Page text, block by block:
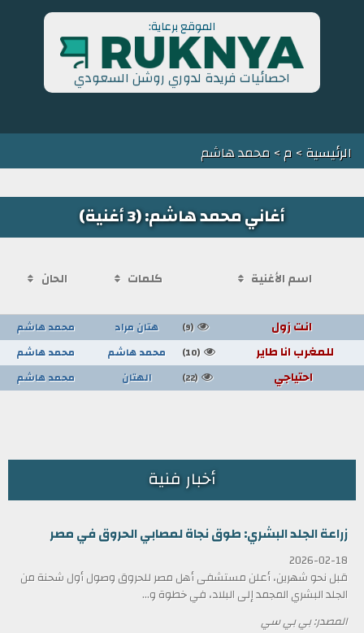
الموقع برعاية:
احصائيات فريدة لدوري روشن السعودي
الرئيسية> م> محمد هاشم
أغاني محمد هاشم: (3 أغنية)
اسم الأغنية كلمات الحان
انت زول (9) هتان مراد محمد هاشم
للمغرب انا طاير (10) محمد هاشم محمد هاشم
احتياجي (22) الهتان محمد هاشم
أخبار فنية
زراعة الجلد البشري: طوق نجاة لمصابي الحروق في مصر
2026-02-18
قبل نحو شهرين، أعلن مستشفى أهل مصر للحروق وصول أول شحنة من
الجلد البشري المجمد إلى البلاد، في خطوة و...
المصدر: بي بي سي